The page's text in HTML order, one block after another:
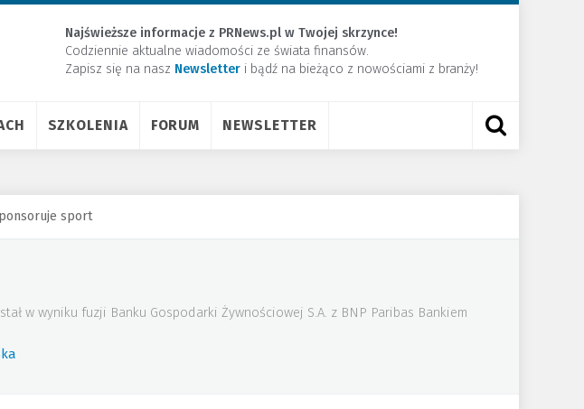
Najświeższe informacje z PRNews.pl w Twojej skrzynce!
Codziennie aktualne wiadomości ze świata finansów.
Zapisz się na nasz Newsletter ​i bądź na bieżąco z nowościami z branży!
SZKOLENIA FORUM NEWSLETTER
sport
w wyniku fuzji Banku Gospodarki Żywnościowej S.A. z BNP Paribas Bankiem